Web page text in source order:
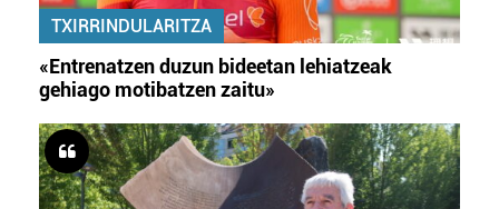
TXIRRINDULARITZA
«Entrenatzen duzun bideetan lehiatzeak
gehiago motibatzen zaitu»